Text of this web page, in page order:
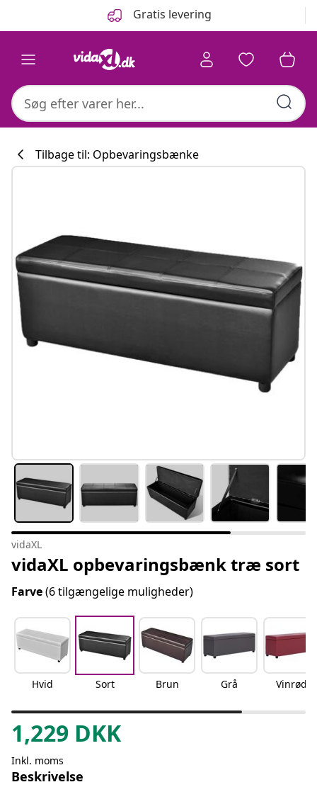
Gratis levering
#sharemevidaxl
Tilbage til: Opbevaringsbænke
vidaXL
vidaXL opbevaringsbænk træ sort
Farve(6 tilgængelige muligheder)
Hvid Sort Brun Grå Vinrød
1,229 DKK
Inkl. moms
Beskrivelse